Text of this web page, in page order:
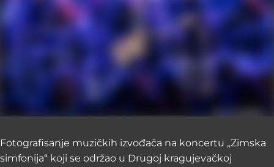
Fotografisanje muzičkih izvođača na koncertu „Zimska
simfonija“ koji se održao u Drugoj kragujevačkoj